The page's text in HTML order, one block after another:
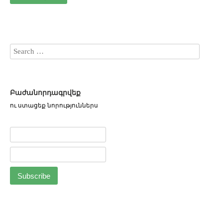
Բաժանորդագրվեք
ու ստացեք նորություններս